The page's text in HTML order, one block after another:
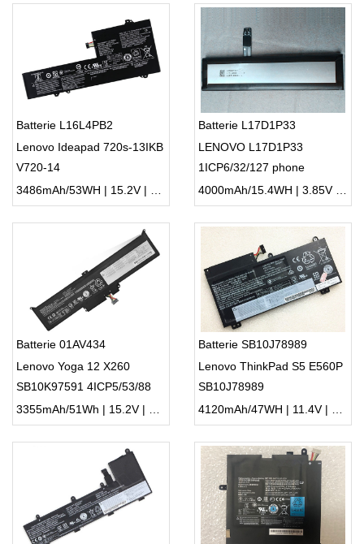
Batterie L16L4PB2
Lenovo Ideapad 720s-13IKB
V720-14
3486mAh/53WH | 15.2V | Li-ion ...
Batterie L17D1P33
LENOVO L17D1P33
1ICP6/32/127 phone
4000mAh/15.4WH | 3.85V | Li-ion ...
Batterie 01AV434
Lenovo Yoga 12 X260
SB10K97591 4ICP5/53/88
X380
3355mAh/51Wh | 15.2V | Li-ion ...
Batterie SB10J78989
Lenovo ThinkPad S5 E560P
SB10J78989
4120mAh/47WH | 11.4V | Li-ion ...